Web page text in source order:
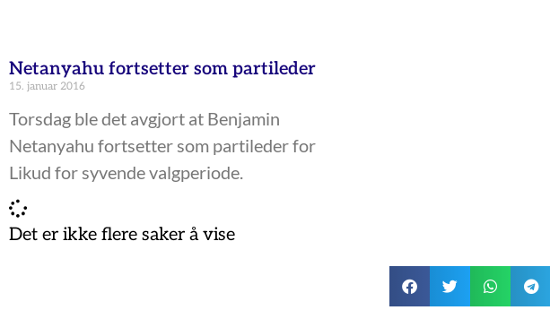
Netanyahu fortsetter som partileder
15. januar 2016
Torsdag ble det avgjort at Benjamin
Netanyahu fortsetter som partileder for
Likud for syvende valgperiode.
Det er ikke flere saker å vise